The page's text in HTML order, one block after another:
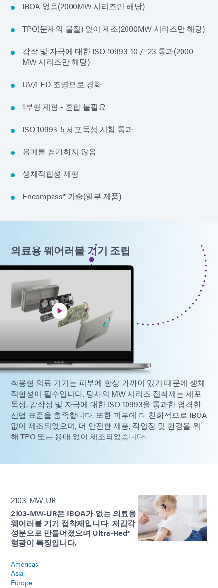
IBOA 없음(2000MW 시리즈만 해당)
TPO(문제의 물질) 없이 제조(2000MW 시리즈만 해당)
감작 및 자극에 대한 ISO 10993-10 / -23 통과(2000-
MW 시리즈만 해당)
UV/LED 조명으로 경화
1부형 제형 - 혼합 불필요
ISO 10993-5 세포독성 시험 통과
용매를 첨가하지 않음
생체적합성 제형
Encompass® 기술(일부 제품)
의료용 웨어러블 기기 조립
착용형 의료 기기는 피부에 항상 가까이 있기 때문에 생체
적합성이 필수입니다. 당사의 MW 시리즈 접착제는 세포
독성, 감작성 및 자극에 대한 ISO 10993을 통과한 엄격한
산업 표준을 충족합니다. 또한 피부에 더 친화적으로 IBOA
없이 제조되었으며, 더 안전한 제품, 작업장 및 환경을 위
해 TPO 또는 용매 없이 제조되었습니다.
2103-MW-UR
2103-MW-UR은 IBOA가 없는 의료용
웨어러블 기기 접착제입니다. 저감각
성분으로 만들어졌으며 Ultra-Red®
형광이 특징입니다.
Americas
Asia
Europe